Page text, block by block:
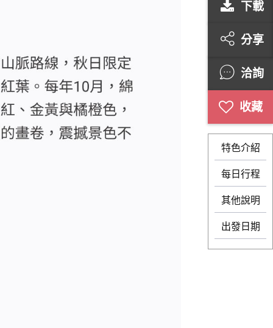
下載
分享
洽詢
特色介紹
每日行程
其他說明
出發日期